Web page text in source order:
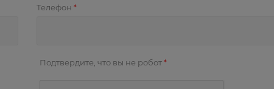
Телефон*
Подтвердите, что вы не робот *